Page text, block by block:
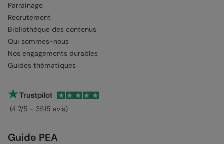
Parrainage
Recrutement
Bibliothèque des contenus
Qui sommes-nous
Nos engagements durables
Guides thématiques
(4.7/5 - 3515 avis)
Guide PEA